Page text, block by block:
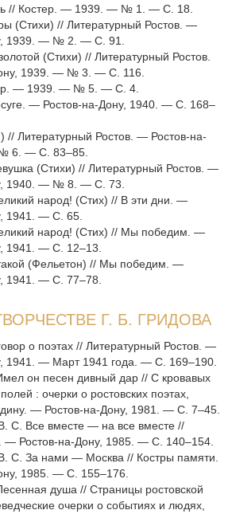
// Костер. — 1939. — № 1. — С. 18.
(Стихи) // Литературный Ростов. —
1939. — № 2. — С. 91.
(Стихи) // Литературный Ростов.
1939. — № 3. — С. 116.
— 1939. — № 5. — С. 4.
— Ростов-на-Дону, 1940. — С. 168–
// Литературный Ростов. — Ростов-на-
6. — С. 83–85.
(Стихи) // Литературный Ростов. —
1940. — № 8. — С. 73.
народ! (Стих) // В эти дни. —
1941. — С. 65.
народ! (Стих) // Мы победим. —
1941. — С. 12–13.
(Фельетон) // Мы победим. —
1941. — С. 77–78.
Г. Б. ГРИДОВА
о поэтах // Литературный Ростов. —
1941. — Март 1941 года. — С. 169–190.
он песен дивный дар // С кровавых
: очерки о ростовских поэтах,
— Ростов-на-Дону, 1981. — С. 7–45.
С. Все вместе — на все вместе //
— Ростов-на-Дону, 1985. — С. 140–154.
С. За нами — Москва // Костры памяти.
1985. — С. 155–176.
душа // Страницы ростовской
очерки о событиях и людях,